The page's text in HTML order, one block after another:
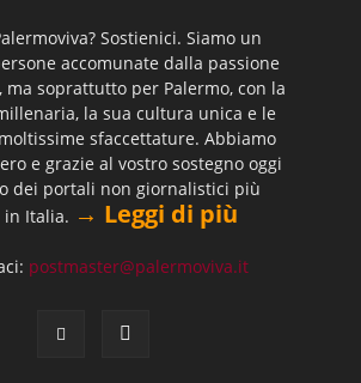
Sostienici. Siamo un
accomunate dalla passione
ma soprattutto per Palermo, con la
la sua cultura unica e le
sfaccettature. Abbiamo
e grazie al vostro sostegno oggi
dei portali non giornalistici più
Italia. → Leggi di più
postmaster@palermoviva.it